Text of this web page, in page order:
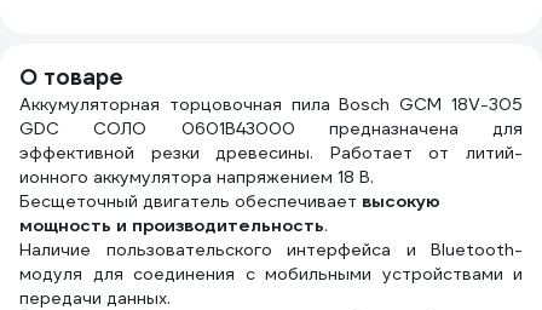
О товаре
Аккумуляторная торцовочная пила Bosch GCM 18V-305
GDC СОЛО 0601B43000 предназначена для
эффективной резки древесины. Работает от литий-
ионного аккумулятора напряжением 18 В.
Бесщеточный двигатель обеспечивает высокую
мощность и производительность.
Наличие пользовательского интерфейса и Bluetooth-
модуля для соединения с мобильными устройствами и
передачи данных.